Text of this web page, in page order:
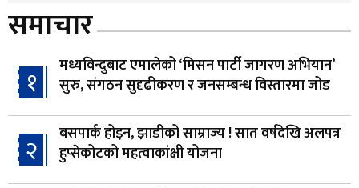
समाचार
१
मध्यविन्दुबाट एमालेको ‘मिसन पार्टी जागरण अभियान’
सुरु, संगठन सुदृढीकरण र जनसम्बन्ध विस्तारमा जोड
२
बसपार्क होइन, झाडीको साम्राज्य ! सात वर्षदेखि अलपत्र
हुप्सेकोटको महत्वाकांक्षी योजना